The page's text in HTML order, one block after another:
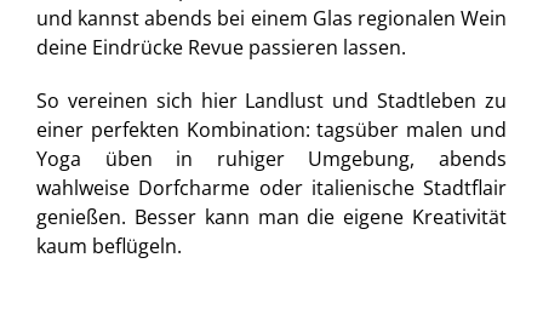
und kannst abends bei einem Glas regionalen Wein
deine Eindrücke Revue passieren lassen.
So vereinen sich hier Landlust und Stadtleben zu
einer perfekten Kombination: tagsüber malen und
Yoga üben in ruhiger Umgebung, abends
wahlweise Dorfcharme oder italienische Stadtflair
genießen. Besser kann man die eigene Kreativität
kaum beflügeln.